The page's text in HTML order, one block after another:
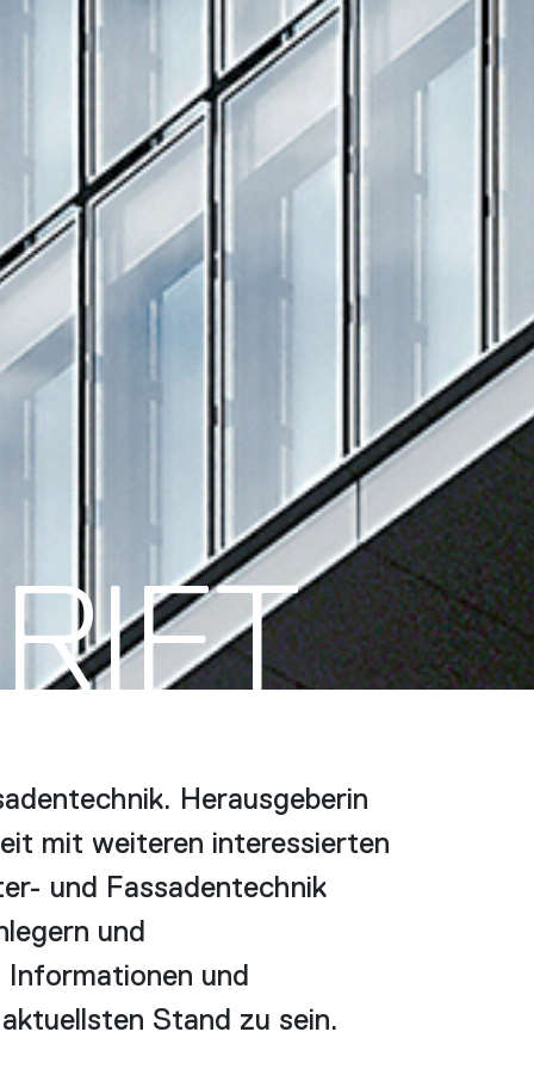
Herausgeberin
mit weiteren interessierten
und Fassadentechnik
und
und
Stand zu sein.